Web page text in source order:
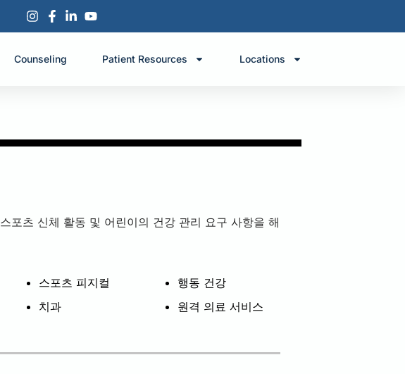
Counseling Patient Resources Locations
포츠 신체 활동 및 어린이의 건강 관리 요구 사항을 해
스포츠 피지컬
치과
행동 건강
원격 의료 서비스